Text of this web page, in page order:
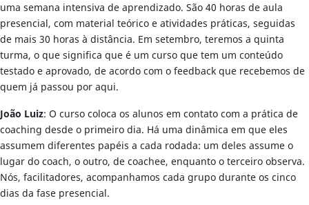
uma semana intensiva de aprendizado. São 40 horas de aula
presencial, com material teórico e atividades práticas, seguidas
de mais 30 horas à distância. Em setembro, teremos a quinta
turma, o que significa que é um curso que tem um conteúdo
testado e aprovado, de acordo com o feedback que recebemos de
quem já passou por aqui.
João Luiz: O curso coloca os alunos em contato com a prática de
coaching desde o primeiro dia. Há uma dinâmica em que eles
assumem diferentes papéis a cada rodada: um deles assume o
lugar do coach, o outro, de coachee, enquanto o terceiro observa.
Nós, facilitadores, acompanhamos cada grupo durante os cinco
dias da fase presencial.